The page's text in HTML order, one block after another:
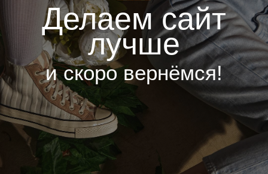
Делаем сайт
лучше
и скоро вернёмся!